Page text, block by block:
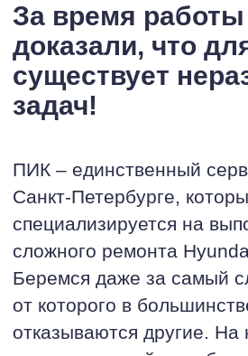
За время
доказали, что
существует
задач!
ПИК – единственный
Санкт-Петербурге,
специализируется на
сложного ремонта
Беремся даже за самый
от которого в
отказываются другие.